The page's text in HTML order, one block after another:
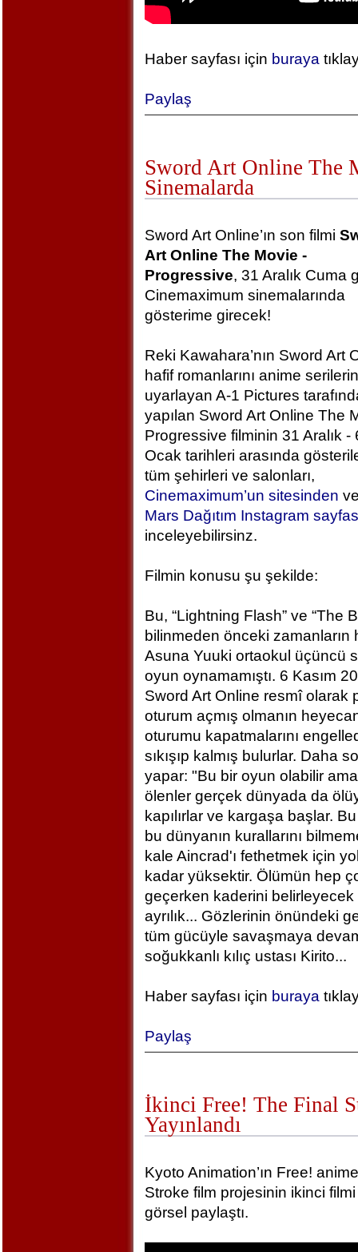
Haber sayfası için buraya
Paylaş
Sword Art Online The
Sinemalarda
Sword Art Online’ın son filmi
Art Online The Movie -
Progressive, 31 Aralık Cuma
Cinemaximum sinemalarında
gösterime girecek!
Reki Kawahara’nın Sword Art
hafif romanlarını anime
uyarlayan A-1 Pictures
yapılan Sword Art Online The
Progressive filminin 31 Aralık -
Ocak tarihleri arasında
tüm şehirleri ve salonları,
Cinemaximum’un sitesinden
Mars Dağıtım Instagram
inceleyebilirsinz.
Filmin konusu şu şekilde:
Bu, “Lightning Flash” ve “The
bilinmeden önceki zamanların
Asuna Yuuki ortaokul üçüncü
oyun oynamamıştı. 6 Kasım
Sword Art Online resmî olarak
oturum açmış olmanın
oturumu kapatmalarını
sıkışıp kalmış bulurlar. Daha
yapar: "Bu bir oyun olabilir
ölenler gerçek dünyada da
kapılırlar ve kargaşa başlar.
bu dünyanın kurallarını
kale Aincrad'ı fethetmek için
kadar yüksektir. Ölümün hep
geçerken kaderini belirleyecek
ayrılık... Gözlerinin önündeki
tüm gücüyle savaşmaya
soğukkanlı kılıç ustası Kirito...
Haber sayfası için buraya
Paylaş
İkinci Free! The Final
Yayınlandı
Kyoto Animation’ın Free!
Stroke film projesinin ikinci
görsel paylaştı.